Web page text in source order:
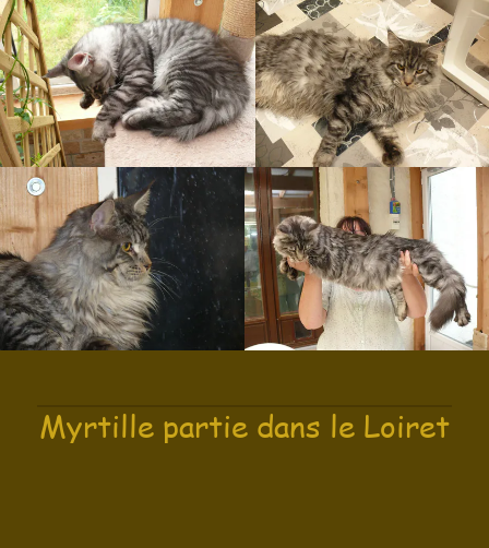
Myrtille partie dans le Loiret